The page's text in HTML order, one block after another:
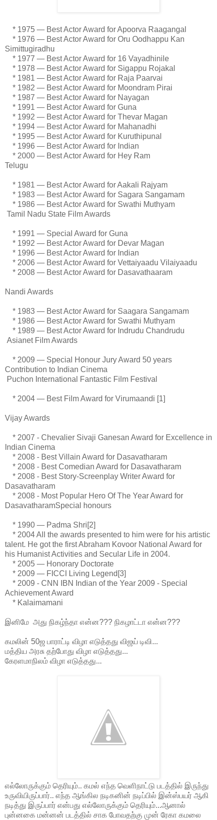
* 1975 — Best Actor Award for Apoorva Raagangal
* 1976 — Best Actor Award for Oru Oodhappu Kan
Simittugiradhu
* 1977 — Best Actor Award for 16 Vayadhinile
* 1978 — Best Actor Award for Sigappu Rojakal
* 1981 — Best Actor Award for Raja Paarvai
* 1982 — Best Actor Award for Moondram Pirai
* 1987 — Best Actor Award for Nayagan
* 1991 — Best Actor Award for Guna
* 1992 — Best Actor Award for Thevar Magan
* 1994 — Best Actor Award for Mahanadhi
* 1995 — Best Actor Award for Kuruthipunal
* 1996 — Best Actor Award for Indian
* 2000 — Best Actor Award for Hey Ram
Telugu
* 1981 — Best Actor Award for Aakali Rajyam
* 1983 — Best Actor Award for Sagara Sangamam
* 1986 — Best Actor Award for Swathi Muthyam
Tamil Nadu State Film Awards
* 1991 — Special Award for Guna
* 1992 — Best Actor Award for Devar Magan
* 1996 — Best Actor Award for Indian
* 2006 — Best Actor Award for Vettaiyaadu Vilaiyaadu
* 2008 — Best Actor Award for Dasavathaaram
Nandi Awards
* 1983 — Best Actor Award for Saagara Sangamam
* 1986 — Best Actor Award for Swathi Muthyam
* 1989 — Best Actor Award for Indrudu Chandrudu
Asianet Film Awards
* 2009 — Special Honour Jury Award 50 years
Contribution to Indian Cinema
Puchon International Fantastic Film Festival
* 2004 — Best Film Award for Virumaandi [1]
Vijay Awards
* 2007 - Chevalier Sivaji Ganesan Award for Excellence in
Indian Cinema
* 2008 - Best Villain Award for Dasavatharam
* 2008 - Best Comedian Award for Dasavatharam
* 2008 - Best Story-Screenplay Writer Award for
Dasavatharam
* 2008 - Most Popular Hero Of The Year Award for
DasavatharamSpecial honours
* 1990 — Padma Shri[2]
* 2004 All the awards presented to him were for his artistic
talent. He got the first Abraham Kovoor National Award for
his Humanist Activities and Secular Life in 2004.
* 2005 — Honorary Doctorate
* 2009 — FICCI Living Legend[3]
* 2009 - CNN IBN Indian of the Year 2009 - Special
Achievement Award
* Kalaimamani
இனிமே அது நிகழ்ந்தா என்ன??? நிகழாட்டா என்ன???
கமலின் 50ஜ பாராட்டி விழா எடுத்தது விஜய் டிவி...
மத்திய அரசு தற்போது விழா எடுத்தது...
கேரளமாநிலம் விழா எடுத்தது...
எல்லோருக்கும் தெரியும்.. கமல் எந்த வெளிநாட்டு படத்தில் இருந்து
உருவியிருப்பார்.. எந்த ஆங்கில நடிகனின் நடிப்பில் இன்ஸ்பயர் ஆகி
நடித்து இருப்பார் என்பது எல்லோருக்கும் தெரியும்...ஆனால்
புன்னகை மன்னன் படத்தில் சாக போவதற்கு முன் ரேகா கமலை